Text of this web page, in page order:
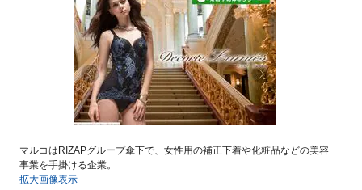
マルコはRIZAPグループ傘下で、女性用の補正下着や化粧品などの美容
事業を手掛ける企業。
拡大画像表示